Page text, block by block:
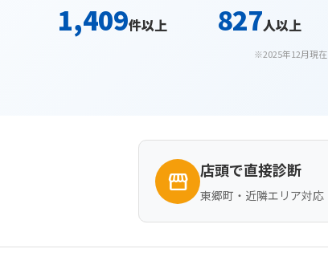
1,409件以上 827人以上
※2025年12月現在
storefront 店頭で直接診断
東郷町・近隣エリア対応